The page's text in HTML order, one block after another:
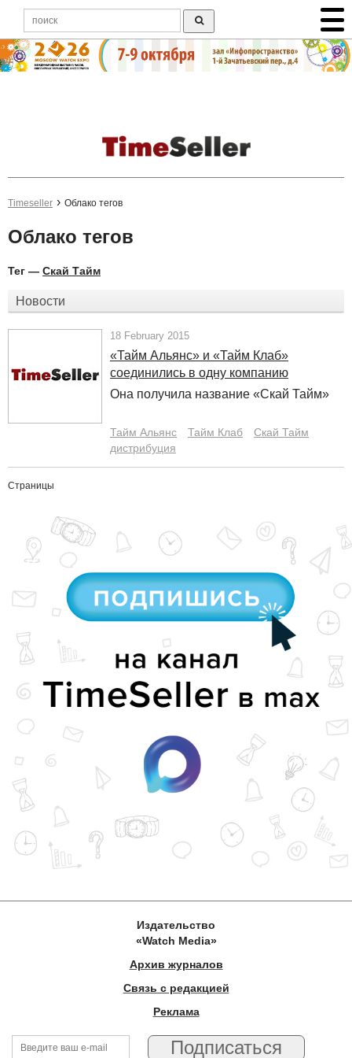
Timeseller Облако тегов
Облако тегов
Тег — Скай Тайм
Новости
18 February 2015
«Тайм Альянс» и «Тайм Клаб»
соединились в одну компанию
Она получила название «Скай Тайм»
Тайм Альянс Тайм Клаб
Скай Тайм
дистрибуция
Страницы
Издательство
«Watch Media»
Архив журналов
Связь с редакцией
Реклама